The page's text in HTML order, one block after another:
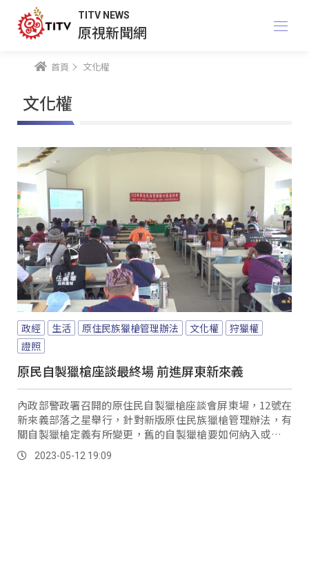
TITV NEWS
原視新聞網
首頁 文化權
文化權
政經 生活 原住民族獵槍管理辦法 文化權
狩獵權
證照
原民自製獵槍座談最終場 前進屏東新來義
內政部警政署召開的原住民自製獵槍座談會屏東場，12號在
新來義部落之星舉行，針對新版原住民族獵槍管理辦法，有
關自製獵槍定義有所變更，舊的自製獵槍要如何納入或是會
被排除，要求警政署說明。
2023-05-12 19:09